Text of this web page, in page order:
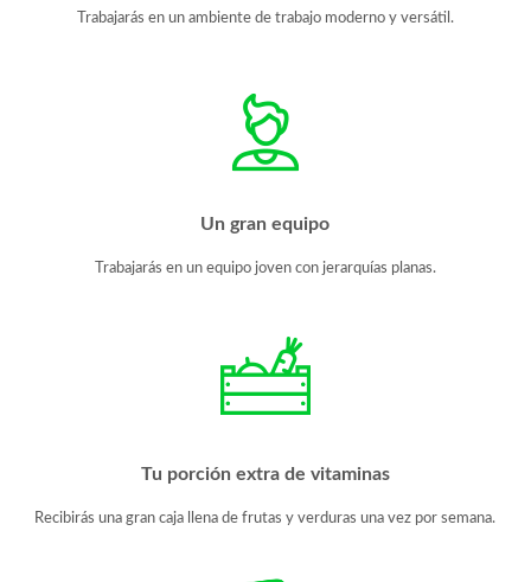
Trabajarás en un ambiente de trabajo moderno y versátil.
Un gran equipo
Trabajarás en un equipo joven con jerarquías planas.
Tu porción extra de vitaminas
Recibirás una gran caja llena de frutas y verduras una vez por semana.